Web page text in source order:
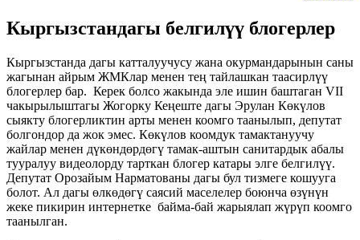
Кыргызстандагы белгилүү блогерлер
Кыргызстанда дагы катталуучусу жана окурмандарынын саны
жагынан айрым ЖМКлар менен тең тайлашкан таасирлүү
блогерлер бар. Керек болсо жакында эле ишин баштаган VII
чакырылыштагы Жогорку Кеңеште дагы Эрулан Көкүлов
сыякту блогерликтин арты менен коомго таанылып, депутат
болгондор да жок эмес. Көкүлов коомдук тамактануучу
жайлар менен дүкөндөрдөгү тамак-аштын санитардык абалы
тууралуу видеолорду тарткан блогер катары элге белгилүү.
Депутат Орозайым Нарматованы дагы бул тизмеге кошууга
болот. Ал дагы өлкөдөгү саясий маселелер боюнча өзүнүн
жеке пикирин интернетке байма-бай жарыялап жүрүп коомго
таанылган.